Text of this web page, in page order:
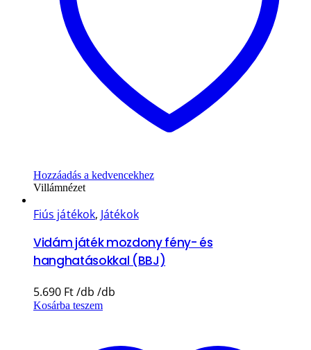
Hozzáadás a kedvencekhez
Villámnézet
Fiús játékok, Játékok
Vidám játék mozdony fény- és
hanghatásokkal (BBJ)
5.690 Ft
Kosárba teszem